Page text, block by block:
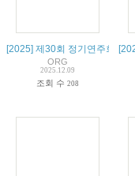
[2025] 제30회 정기연주회 -
ORG
2025.12.09
조회 수 208